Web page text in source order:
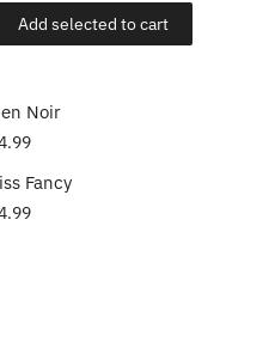
Add selected to cart
Noir
Fancy